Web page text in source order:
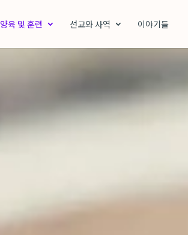
양육 및 훈련 선교와 사역 이야기들